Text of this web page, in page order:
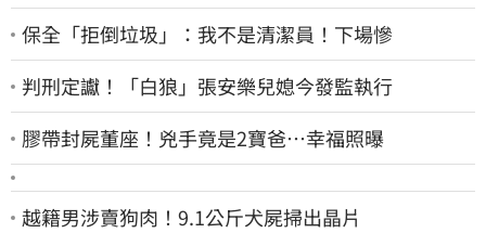
保全「拒倒垃圾」：我不是清潔員！下場慘
判刑定讞！「白狼」張安樂兒媳今發監執行
膠帶封屍董座！兇手竟是2寶爸…幸福照曝
越籍男涉賣狗肉！9.1公斤犬屍掃出晶片